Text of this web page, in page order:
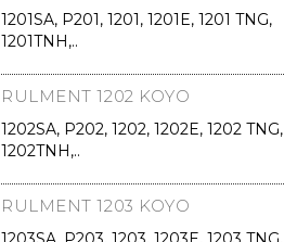
1201SA, P201, 1201, 1201E, 1201 TNG,
1201TNH,..
RULMENT 1202 KOYO
1202SA, P202, 1202, 1202E, 1202 TNG,
1202TNH,..
RULMENT 1203 KOYO